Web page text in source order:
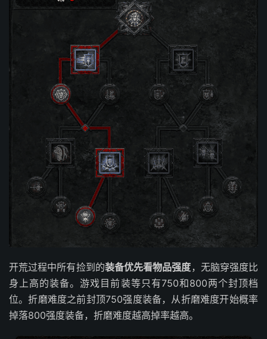
开荒过程中所有捡到的装备优先看物品强度，无脑穿强度比
身上高的装备。游戏目前装等只有750和800两个封顶档
位。折磨难度之前封顶750强度装备，从折磨难度开始概率
掉落800强度装备，折磨难度越高掉率越高。